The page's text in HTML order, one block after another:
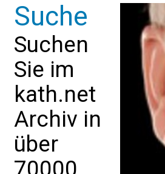
Suche
Suchen
Sie im
kath.net
Archiv in
über